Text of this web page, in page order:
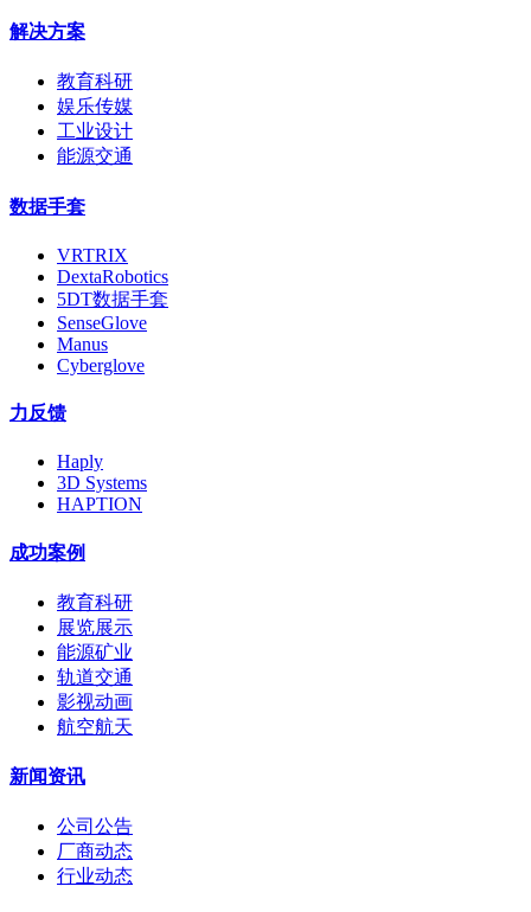
解决方案
教育科研
娱乐传媒
工业设计
能源交通
数据手套
VRTRIX
DextaRobotics
5DT数据手套
SenseGlove
Manus
Cyberglove
力反馈
Haply
3D Systems
HAPTION
成功案例
教育科研
展览展示
能源矿业
轨道交通
影视动画
航空航天
新闻资讯
公司公告
厂商动态
行业动态